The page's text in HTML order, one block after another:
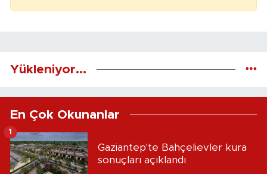
Yükleniyor...
En Çok Okunanlar
Gaziantep'te Bahçelievler kura
sonuçları açıklandı
1